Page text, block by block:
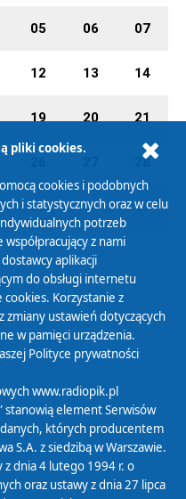
05 06 07
12 13 14
19 20 21
28
03 04 05
pliki cookies.
cookies i podobnych
i statystycznych oraz w celu
potrzeb
z nami
aplikacji
do obsługi internetu
Korzystanie z
zmiany ustawień dotyczących
w pamięci urządzenia.
Polityce prywatności
www.radiopik.pl
stanowią element Serwisów
których producentem
S.A. z siedzibą w Warszawie.
dnia 4 lutego 1994 r. o
oraz ustawy z dnia 27 lipca